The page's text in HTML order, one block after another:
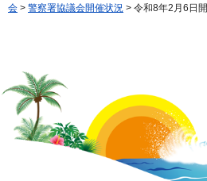
会 > 警察署協議会開催状況 > 令和8年2月6日